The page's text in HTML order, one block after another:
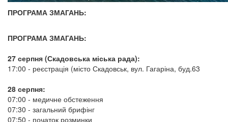
ПРОГРАМА ЗМАГАНЬ:
ПРОГРАМА ЗМАГАНЬ:
27 серпня (Скадовська міська рада):
17:00 - реєстрація (місто Скадовськ, вул. Гагаріна, буд.63
28 серпня:
07:00 - медичне обстеження
07:30 - загальний брифінг
07:50 - початок розминки